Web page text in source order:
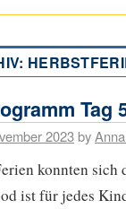
Tag
2023by
konnten
ist für jedes